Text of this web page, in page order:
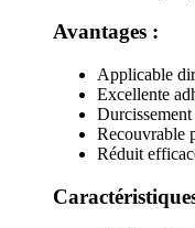
Avantages :
Applicable
Excellente
Recouvrable
Réduit